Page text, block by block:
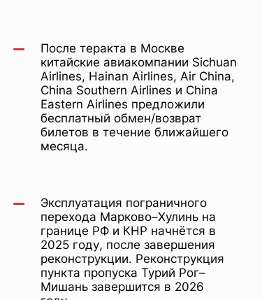
После теракта в Москве
китайские авиакомпании Sichuan
Airlines, Hainan Airlines, Air China,
China Southern Airlines и China
Eastern Airlines предложили
бесплатный обмен/возврат
билетов в течение ближайшего
месяца.
Эксплуатация пограничного
перехода Марково–Хулинь на
границе РФ и КНР начнётся в
2025 году, после завершения
реконструкции. Реконструкция
пункта пропуска Турий Рог–
Мишань завершится в 2026